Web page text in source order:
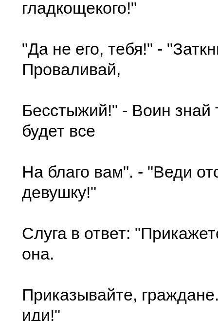
гладкощекого!"
"Да не его, тебя!" -
Проваливай,
Бесстыжий!" - Воин знай
будет все
На благо вам". - "Веди
девушку!"
Слуга в ответ:
она.
Приказывайте,
иди!"